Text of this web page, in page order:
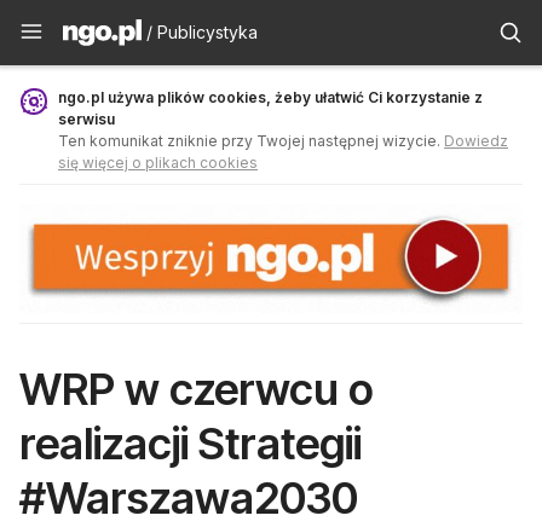
Publicystyka - ngo.pl
/ Publicystyka
ngo.pl używa plików cookies, żeby ułatwić Ci korzystanie z
serwisu
Ten komunikat zniknie przy Twojej następnej wizycie. Dowiedz
się więcej o plikach cookies
WRP w czerwcu o
realizacji Strategii
#Warszawa2030